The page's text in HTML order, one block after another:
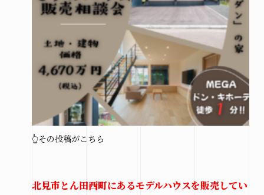
👆その投稿がこちら
北見市とん田西町にあるモデルハウスを販売してい